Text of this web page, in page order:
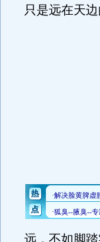
只是远在天边
远，不如脚